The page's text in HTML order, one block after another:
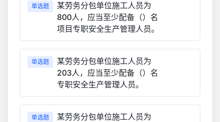
单选题
某劳务分包单位施工人员为
800人，应当至少配备（）名
项目专职安全生产管理人员。
单选题
某劳务分包单位施工人员为
203人，应当至少配备（）名
专职安全生产管理人员。
单选题
某劳务分包单位施工人员为